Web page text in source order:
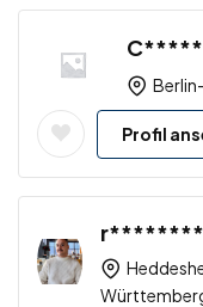
Profil